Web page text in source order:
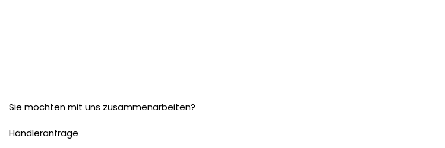
Sie möchten mit uns zusammenarbeiten?
Händleranfrage